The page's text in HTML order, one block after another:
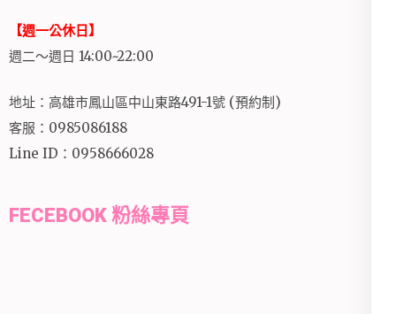
【週一公休日】
週二～週日 14:00~22:00
地址：高雄市鳳山區中山東路491-1號 (預約制)
客服：0985086188
Line ID：0958666028
FECEBOOK 粉絲專頁